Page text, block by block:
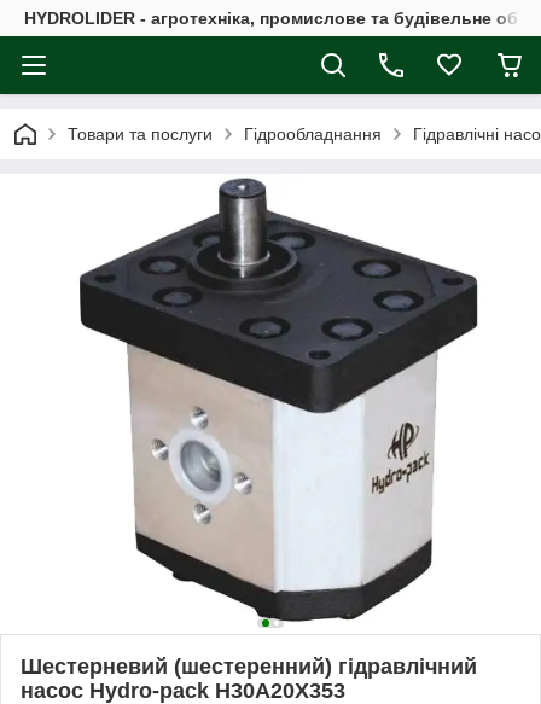
HYDROLIDER - агротехніка, промислове та будівельне
Товари та послуги Гідрообладнання Гідравлічні
Шестерневий (шестеренний) гідравлічний
насос Hydro-pack H30A20X353